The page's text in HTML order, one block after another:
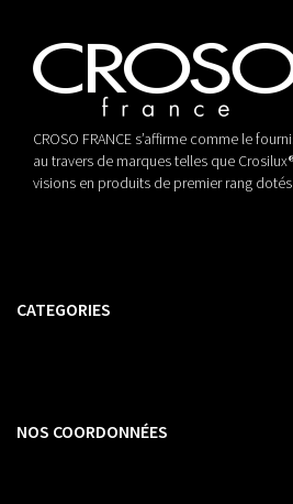
CROSO FRANCE s’affirme comme le
au travers de marques telles que
visions en produits de premier rang
CATEGORIES
NOS COORDONNÉES